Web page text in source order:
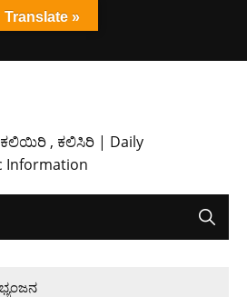
, ಕಲಿಸಿರಿ | Daily
Information
Translate »